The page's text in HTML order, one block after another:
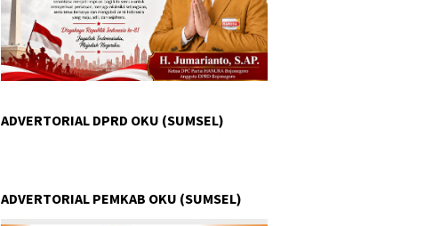
ADVERTORIAL DPRD OKU (SUMSEL)
ADVERTORIAL PEMKAB OKU (SUMSEL)